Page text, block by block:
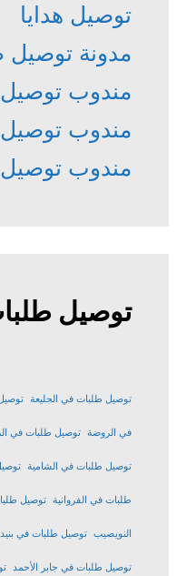
توصيل هدايا
مدونة توصيل
مندوب توصيل
مندوب
مندوب
توصيل
توصيل طلبات في الجليعة
في الروضة توصيل طلبات في
توصيل طلبات في الشامية
طلبات في الفروانية توصيل
النويصيب توصيل طلبات في بنيد
توصيل طلبات في جابر الأحمد